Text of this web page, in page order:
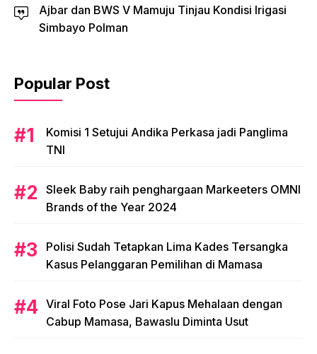
Ajbar dan BWS V Mamuju Tinjau Kondisi Irigasi
Simbayo Polman
Popular Post
Komisi 1 Setujui Andika Perkasa jadi Panglima
TNI
Sleek Baby raih penghargaan Markeeters OMNI
Brands of the Year 2024
Polisi Sudah Tetapkan Lima Kades Tersangka
Kasus Pelanggaran Pemilihan di Mamasa
Viral Foto Pose Jari Kapus Mehalaan dengan
Cabup Mamasa, Bawaslu Diminta Usut